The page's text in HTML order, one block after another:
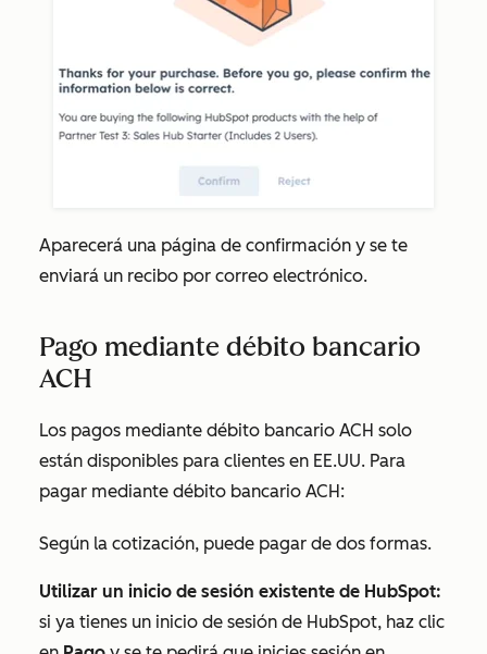
Aparecerá una página de confirmación y se te
enviará un recibo por correo electrónico.
Pago mediante débito bancario
ACH
Los pagos mediante débito bancario ACH solo
están disponibles para clientes en EE.UU. Para
pagar mediante débito bancario ACH:
Según la cotización, puede pagar de dos formas.
Utilizar un inicio de sesión existente de HubSpot:
si ya tienes un inicio de sesión de HubSpot, haz clic